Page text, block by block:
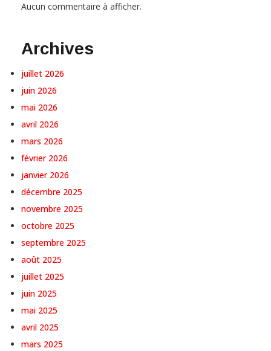
Aucun commentaire à afficher.
Archives
juillet 2026
juin 2026
mai 2026
avril 2026
mars 2026
février 2026
janvier 2026
décembre 2025
novembre 2025
octobre 2025
septembre 2025
août 2025
juillet 2025
juin 2025
mai 2025
avril 2025
mars 2025